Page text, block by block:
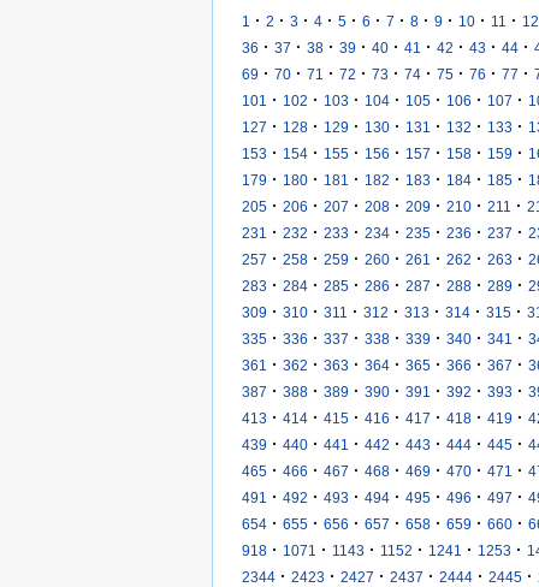
1 · 2 · 3 · 4 · 5 · 6 · 7 · 8 · 9 · 10 · 11 · 12
36 · 37 · 38 · 39 · 40 · 41 · 42 · 43 · 44 ·
69 · 70 · 71 · 72 · 73 · 74 · 75 · 76 · 77 ·
101
· 102 · 103 · 104 · 105 · 106 · 107 ·
127 · 128 · 129 · 130 · 131 · 132 · 133 ·
153 · 154 · 155 · 156 · 157 · 158 · 159 ·
179 · 180 · 181 · 182 · 183 · 184 · 185 ·
205 · 206 · 207 · 208 · 209 · 210 · 211 ·
231
· 232 · 233 · 234 · 235 · 236 · 237 ·
257 · 258 · 259 · 260 · 261 · 262 · 263 ·
283 · 284 · 285 · 286 · 287 · 288 · 289 ·
309 · 310 · 311 · 312 · 313 · 314 · 315 ·
335 · 336 · 337 · 338 · 339 · 340 · 341 ·
361
· 362 · 363 · 364 · 365 · 366 · 367 ·
387 · 388 · 389 · 390 · 391 · 392 · 393 ·
413 · 414 · 415 · 416 · 417 · 418 · 419 ·
439 · 440 · 441 · 442 · 443 · 444 · 445 ·
465 · 466 · 467 · 468 · 469 · 470 · 471 ·
491
· 492 · 493 · 494 · 495 · 496 · 497 ·
654 · 655 · 656 · 657 · 658 · 659 · 660 ·
918 · 1071 · 1143 · 1152 · 1241 · 1253 ·
2344 · 2423 · 2427 · 2437 · 2444 · 2445 ·